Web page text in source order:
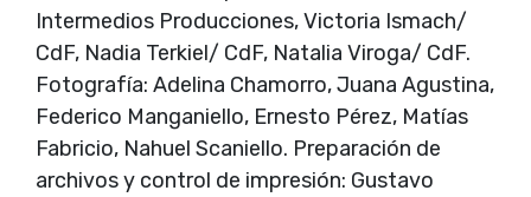
Intermedios Producciones, Victoria Ismach/
CdF, Nadia Terkiel/ CdF, Natalia Viroga/ CdF.
Fotografía: Adelina Chamorro, Juana Agustina,
Federico Manganiello, Ernesto Pérez, Matías
Fabricio, Nahuel Scaniello. Preparación de
archivos y control de impresión: Gustavo